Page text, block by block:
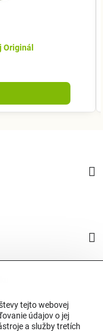
Originál
tejto webovej
údajov o jej
a služby tretích